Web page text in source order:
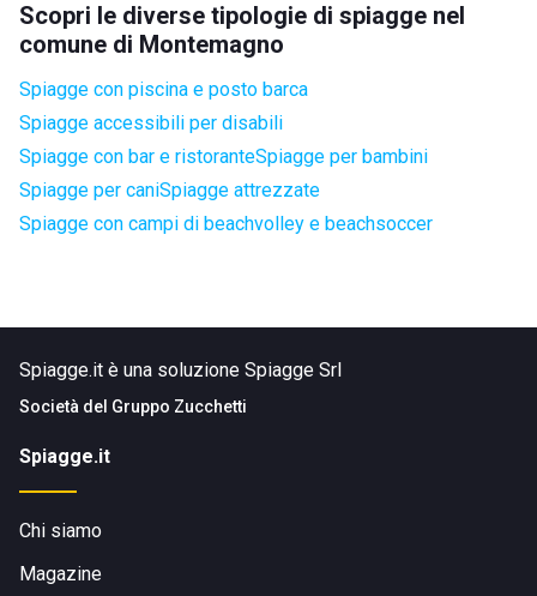
Scopri le diverse tipologie di spiagge nel
comune di Montemagno
Spiagge con piscina e posto barca
Spiagge accessibili per disabili
Spiagge con bar e ristoranteSpiagge per bambini
Spiagge per caniSpiagge attrezzate
Spiagge con campi di beachvolley e beachsoccer
Spiagge.it è una soluzione Spiagge Srl
Società del Gruppo Zucchetti
Spiagge.it
Chi siamo
Magazine